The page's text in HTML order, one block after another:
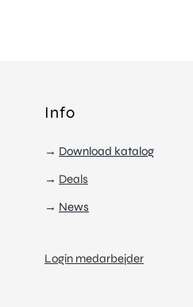
Info
→ Download katalog
→ Deals
→ News
Login medarbejder